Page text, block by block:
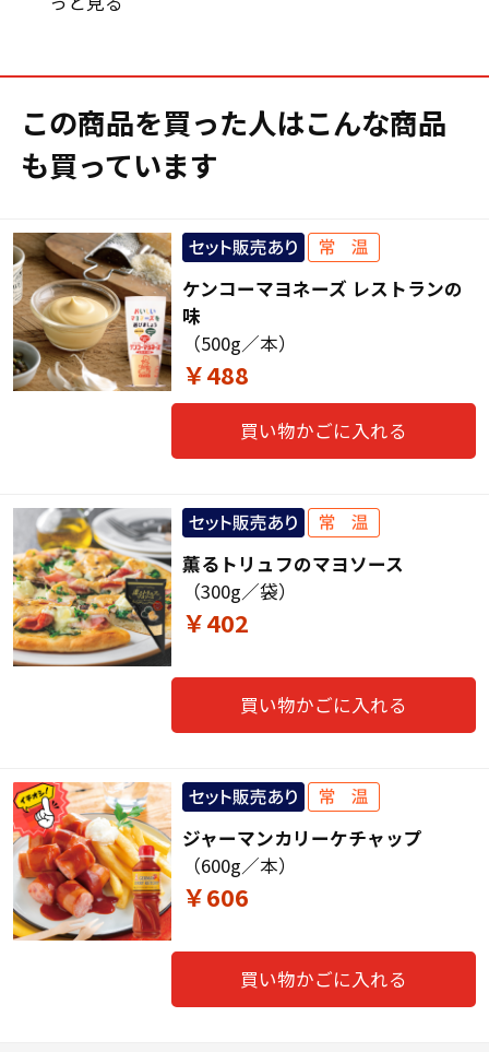
この商品を買った人はこんな商品
も買っています
ケンコーマヨネーズ レストランの
味
（500g／本）
￥488
買い物かごに入れる
薫るトリュフのマヨソース
（300g／袋）
￥402
買い物かごに入れる
ジャーマンカリーケチャップ
（600g／本）
￥606
買い物かごに入れる